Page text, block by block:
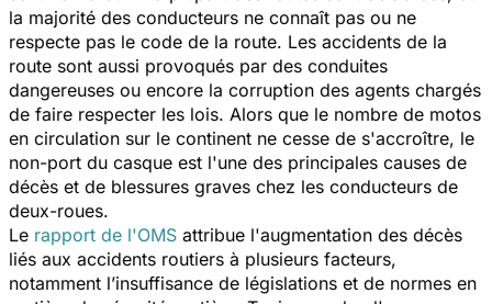
la majorité des conducteurs ne connaît pas ou ne
respecte pas le code de la route. Les accidents de la
route sont aussi provoqués par des conduites
dangereuses ou encore la corruption des agents chargés
de faire respecter les lois. Alors que le nombre de motos
en circulation sur le continent ne cesse de s'accroître, le
non-port du casque est l'une des principales causes de
décès et de blessures graves chez les conducteurs de
deux-roues.
Le rapport de l'OMS attribue l'augmentation des décès
liés aux accidents routiers à plusieurs facteurs,
notamment l’insuffisance de législations et de normes en